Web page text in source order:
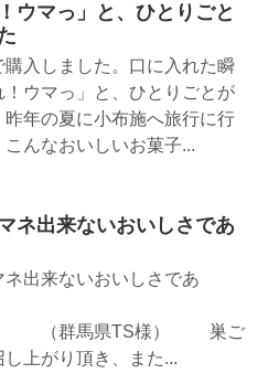
ウマっ」と、ひとりごと
購入しました。口に入れた瞬
！ウマっ」と、ひとりごとが
昨年の夏に小布施へ旅行に行
こんなおいしいお菓子...
ネ出来ないおいしさであ
ネ出来ないおいしさであ
。
県TS様） 巣ご
し上がり頂き、また...